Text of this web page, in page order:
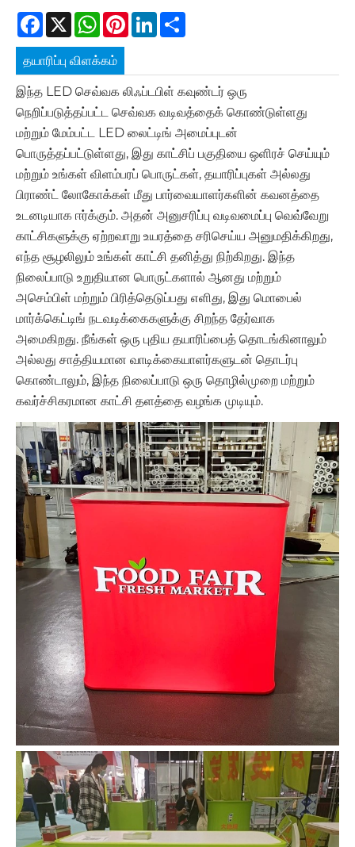
Facebook
X WhatsApp
Pinterest
LinkedIn
தயாரிப்பு விளக்கம்
இந்த LED செவ்வக லிஃப்டபிள் கவுண்டர் ஒரு
நெறிப்படுத்தப்பட்ட செவ்வக வடிவத்தைக் கொண்டுள்ளது
மற்றும் மேம்பட்ட LED லைட்டிங் அமைப்புடன்
பொருத்தப்பட்டுள்ளது, இது காட்சிப் பகுதியை ஒளிரச் செய்யும்
மற்றும் உங்கள் விளம்பரப் பொருட்கள், தயாரிப்புகள் அல்லது
பிராண்ட் லோகோக்கள் மீது பார்வையாளர்களின் கவனத்தை
உடனடியாக ஈர்க்கும். அதன் அனுசரிப்பு வடிவமைப்பு வெவ்வேறு
காட்சிகளுக்கு ஏற்றவாறு உயரத்தை சரிசெய்ய அனுமதிக்கிறது,
எந்த சூழலிலும் உங்கள் காட்சி தனித்து நிற்கிறது. இந்த
நிலைப்பாடு உறுதியான பொருட்களால் ஆனது மற்றும்
அசெம்பிள் மற்றும் பிரித்தெடுப்பது எளிது, இது மொபைல்
மார்க்கெட்டிங் நடவடிக்கைகளுக்கு சிறந்த தேர்வாக
அமைகிறது. நீங்கள் ஒரு புதிய தயாரிப்பைத் தொடங்கினாலும்
அல்லது சாத்தியமான வாடிக்கையாளர்களுடன் தொடர்பு
கொண்டாலும், இந்த நிலைப்பாடு ஒரு தொழில்முறை மற்றும்
கவர்ச்சிகரமான காட்சி தளத்தை வழங்க முடியும்.